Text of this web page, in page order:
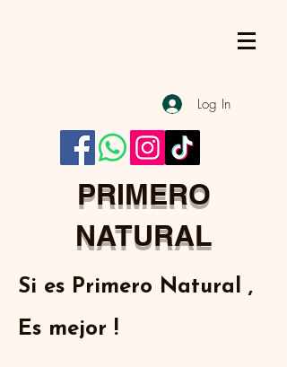
Log In
PRIMERO
NATURAL
Si es Primero Natural ,
Es mejor !